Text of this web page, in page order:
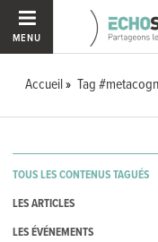
MENU
Accueil Tag
TOUS LES CONTENUS TAGUÉS
LES ARTICLES
LES ÉVÉNEMENTS